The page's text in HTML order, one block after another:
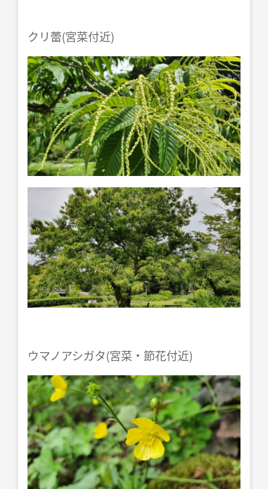
クリ蕾(宮菜付近)
ウマノアシガタ(宮菜・節花付近)